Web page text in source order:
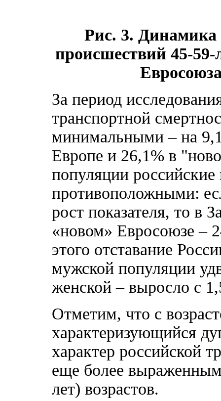
Рис. 3. Динамика
происшествий 45-59-
За период
транспортной
минимальными – на
Европе и 26,1% в
популяции российские
противоположными:
рост показателя, то в
«новом» Евросоюзе –
этого отставание
мужской популяции
женской – выросло с
Отметим, что с
характеризующийся
характер российской
еще более
лет) возрастов.